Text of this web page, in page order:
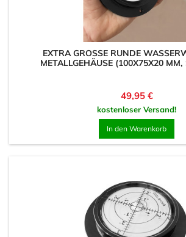
EXTRA GROSSE RUNDE
ETALLGEHÄUSE (100X75X20 MM,
Preis
49,95 €
kostenloser Versand!
In den Warenkorb